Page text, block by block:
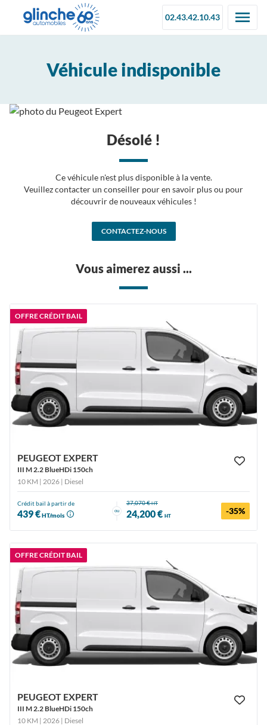
02.43.42.10.43
Véhicule indisponible
Désolé !
Ce véhicule n'est plus disponible à la vente.
Veuillez contacter un conseiller pour en savoir plus ou pour
découvrir de nouveaux véhicules !
CONTACTEZ-NOUS
Vous aimerez aussi ...
OFFRE CRÉDIT BAIL
PEUGEOT EXPERT
III M 2.2 BlueHDi 150ch
10 KM | 2026 | Diesel
Crédit bail à partir de
439 €HT/mois
ou
37,070 €HT
24,200 € HT -35%
OFFRE CRÉDIT BAIL
PEUGEOT EXPERT
III M 2.2 BlueHDi 150ch
10 KM | 2026 | Diesel